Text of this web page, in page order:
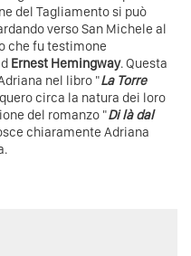
del Tagliamento si può
verso San Michele al
che fu testimone
Ernest Hemingway. Questa
nel libro "La Torre
circa la natura dei loro
del romanzo "Di là dal
chiaramente Adriana